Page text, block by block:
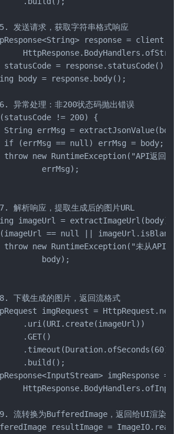
发送请求，获取字符串格式响应
response =
statusCode = response.statusCode();
body = response.body();
异常处理：非200状态码抛出错误
!= 200) {
String errMsg =
if (errMsg == null) errMsg = body;
throw new RuntimeException("API返回
errMsg);
解析响应，提取生成后的图片URL
imageUrl = extractImageUrl(body);
== null ||
new RuntimeException("未从API响
body);
下载生成的图片，返回流格式
imgRequest =
.uri(URI.create(imageUrl))
.GET()
.timeout(Duration.ofSeconds(60))
.build();
imgResponse =
流转换为BufferedImage，返回给UI渲染
resultImage =